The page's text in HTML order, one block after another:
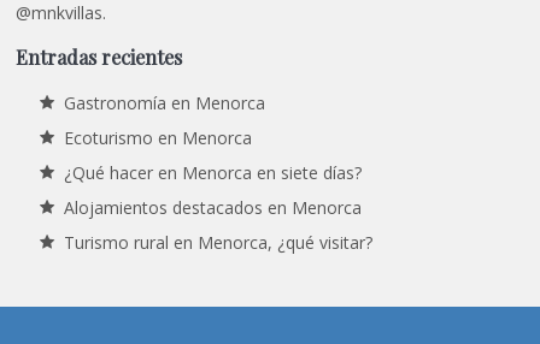
@mnkvillas.
Entradas recientes
Gastronomía en Menorca
Ecoturismo en Menorca
¿Qué hacer en Menorca en siete días?
Alojamientos destacados en Menorca
Turismo rural en Menorca, ¿qué visitar?